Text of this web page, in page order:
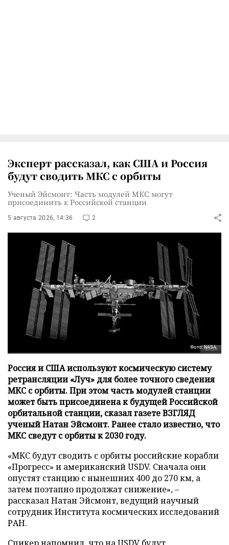
Эксперт рассказал, как США и Россия
будут сводить МКС с орбиты
Ученый Эйсмонт: Часть модулей МКС могут
присоединить к Российской станции
5 августа 2026, 14:36 2
Фото: NASA
Россия и США используют космическую систему
ретрансляции «Луч» для более точного сведения
МКС с орбиты. При этом часть модулей станции
может быть присоединена к будущей Российской
орбитальной станции, сказал газете ВЗГЛЯД
ученый Натан Эйсмонт. Ранее стало известно, что
МКС сведут с орбиты к 2030 году.
«МКС будут сводить с орбиты российские корабли
«Прогресс» и американский USDV. Сначала они
опустят станцию с нынешних 400 до 270 км, а
затем поэтапно продолжат снижение», –
рассказал Натан Эйсмонт, ведущий научный
сотрудник Института космических исследований
РАН.